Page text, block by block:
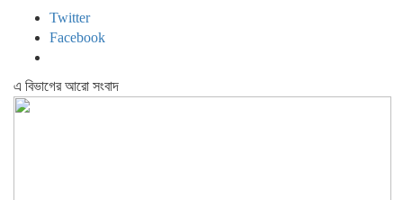
Twitter
Facebook
এ বিভাগের আরো সংবাদ